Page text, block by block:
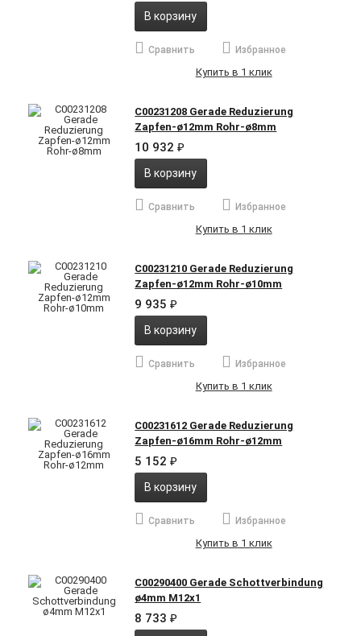
В корзину
Сравнить Избранное
Купить в 1 клик
C00231208 Gerade Reduzierung
Zapfen-ø12mm Rohr-ø8mm
10 932₽
В корзину
Сравнить Избранное
Купить в 1 клик
C00231210 Gerade Reduzierung
Zapfen-ø12mm Rohr-ø10mm
9 935₽
В корзину
Сравнить Избранное
Купить в 1 клик
C00231612 Gerade Reduzierung
Zapfen-ø16mm Rohr-ø12mm
5 152₽
В корзину
Сравнить Избранное
Купить в 1 клик
C00290400 Gerade Schottverbindung
ø4mm M12x1
8 733₽